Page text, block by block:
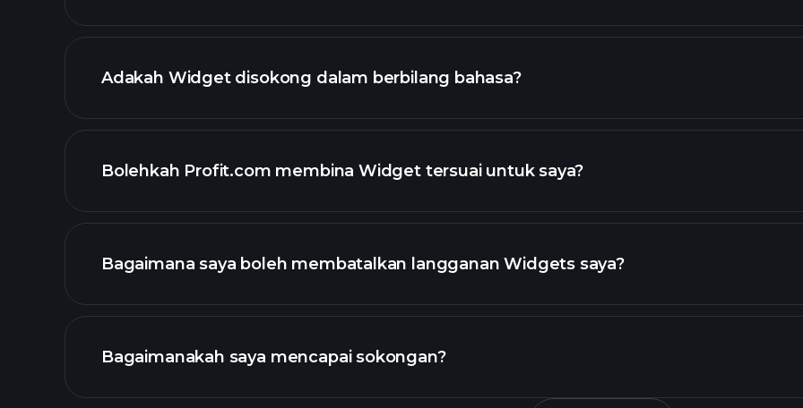
Adakah Widget disokong dalam berbilang bahasa?
Bolehkah Profit.com membina Widget tersuai untuk saya?
contact@profit.com
Bagaimana saya boleh membatalkan langganan Widgets saya?
Konsol
Bagaimanakah saya mencapai sokongan?